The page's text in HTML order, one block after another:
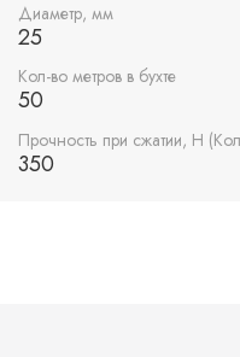
Диаметр, мм
25
Кол-во метров в бухте
50
Прочность при сжатии, Н
350